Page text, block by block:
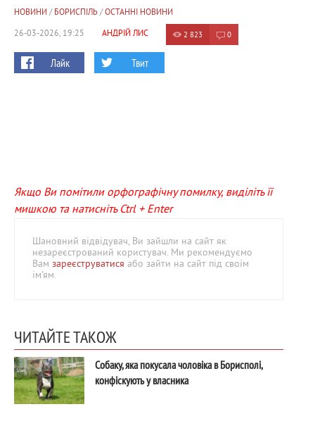
НОВИНИ/ БОРИСПІЛЬ/ ОСТАННІ НОВИНИ
26-03-2026, 19:25
АНДРІЙ ЛИС 2 823 0
Лайк Твит
Якщо Ви помітили орфографічну помилку, виділіть її
мишкою та натисніть Ctrl + Enter
Шановний відвідувач, Ви зайшли на сайт як
незареєстрований користувач. Ми рекомендуємо
Вам зареєструватися або зайти на сайт під своїм
ім'ям.
ЧИТАЙТЕ ТАКОЖ
Собаку, яка покусала чоловіка в Борисполі,
конфіскують у власника